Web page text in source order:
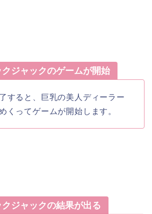
ジャックのゲームが開始
すると、巨乳の美人ディーラー
くってゲームが開始します。
ジャックの結果が出る